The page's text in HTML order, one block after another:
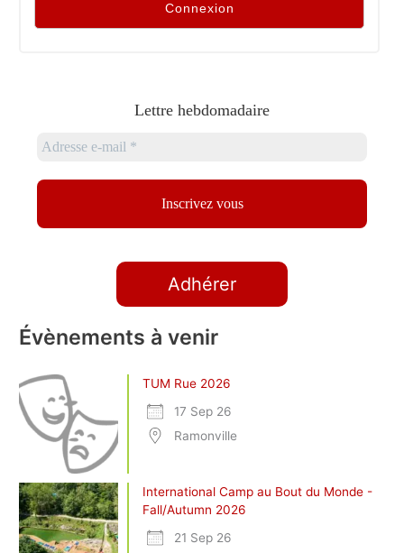
Lettre hebdomadaire
Adhérer
Évènements à venir
TUM Rue 2026
17 Sep 26
Ramonville
International Camp au Bout du Monde -
Fall/Autumn 2026
21 Sep 26